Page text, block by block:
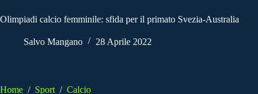
Olimpiadi calcio femminile: sfida per il primato Svezia-Australia
Salvo Mangano 28 Aprile 2022
Home / Sport / Calcio